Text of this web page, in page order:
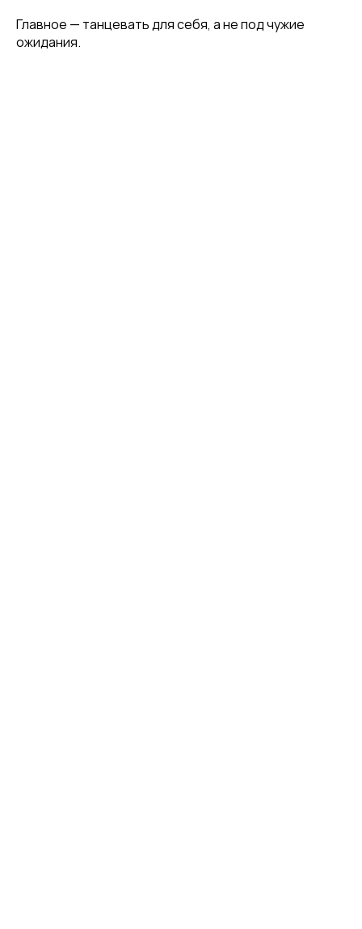
Главное — танцевать для себя, а не под чужие
ожидания.